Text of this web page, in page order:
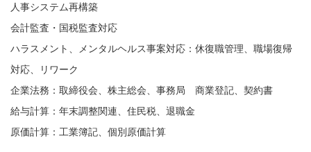
人事システム再構築
会計監査・国税監査対応
ハラスメント、メンタルヘルス事案対応：休復職管理、職場復帰
対応、リワーク
企業法務：取締役会、株主総会、事務局 商業登記、契約書
給与計算：年末調整関連、住民税、退職金
原価計算：工業簿記、個別原価計算